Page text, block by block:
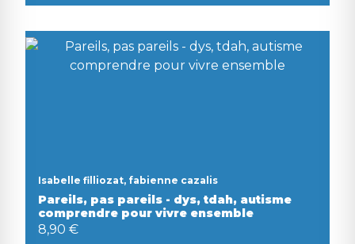
Isabelle filliozat, fabienne cazalis
Pareils, pas pareils - dys, tdah, autisme
comprendre pour vivre ensemble
8,90 €